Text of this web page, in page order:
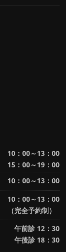
10：00～13：00
15：00～19：00
10：00～13：00
10：00～13：00
（完全予約制）
午前診 12：30
午後診 18：30